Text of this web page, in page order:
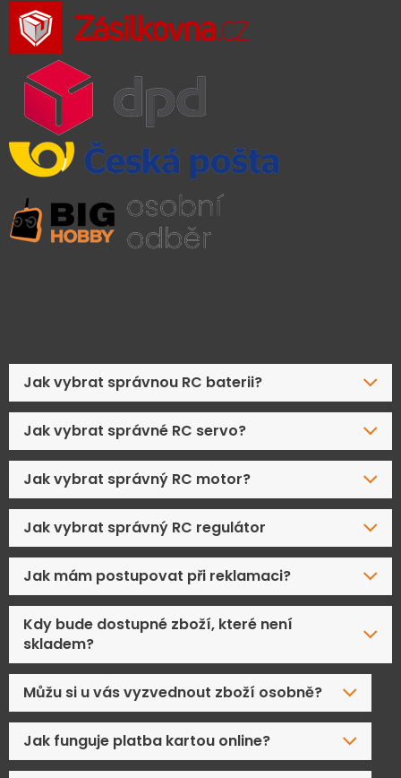
Jak vybrat správnou RC baterii?
Jak vybrat správné RC servo?
Jak vybrat správný RC motor?
Jak vybrat správný RC regulátor
Jak mám postupovat při reklamaci?
Kdy bude dostupné zboží, které není
skladem?
Můžu si u vás vyzvednout zboží osobně?
Jak funguje platba kartou online?